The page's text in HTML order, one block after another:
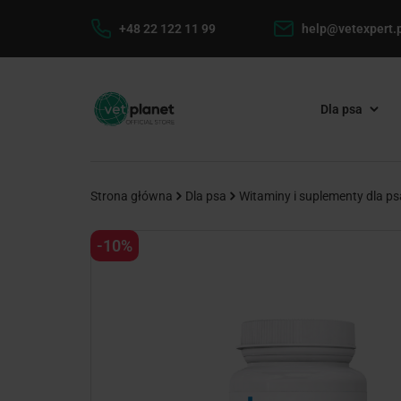
+48 22 122 11 99
Dla psa
Strona główna Dla psa Witaminy i suplementy dla
-10%